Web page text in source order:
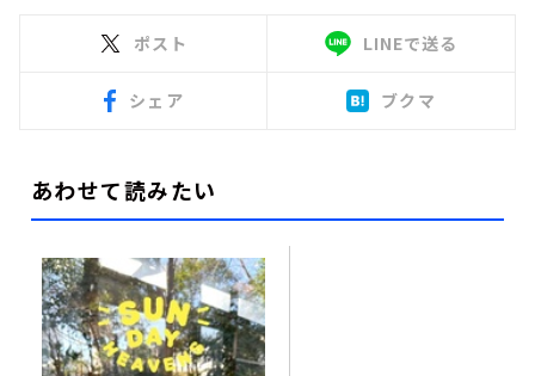
ポスト LINEで送る
シェア ブクマ
あわせて読みたい